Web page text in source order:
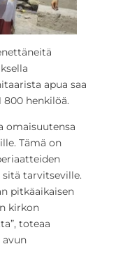
apua saa
800 henkilöä.
omaisuutensa
Tämä on
tarvitseville.
pitkäaikaisen
kirkon
toteaa
avun